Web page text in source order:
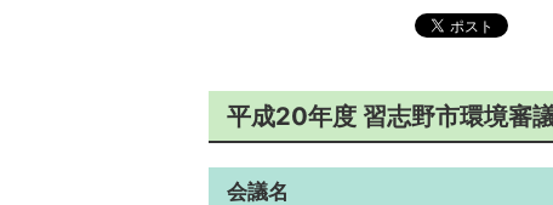
平成20年度 習志野市環境審
会議名